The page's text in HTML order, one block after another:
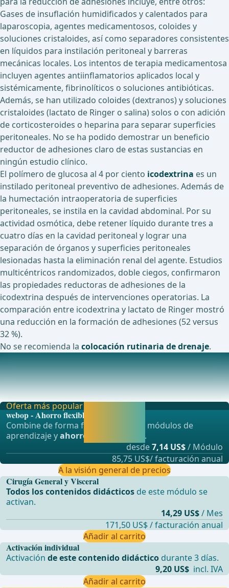
Gases de insuflación humidificados y calentados para
laparoscopia, agentes medicamentosos, coloides y
soluciones cristaloides, así como separadores consistentes
en líquidos para instilación peritoneal y barreras
mecánicas locales. Los intentos de terapia medicamentosa
incluyen agentes antiinflamatorios aplicados local y
sistémicamente, fibrinolíticos o soluciones antibióticas.
Además, se han utilizado coloides (dextranos) y soluciones
cristaloides (lactato de Ringer o salina) solos o con adición
de corticosteroides o heparina para separar superficies
peritoneales. No se ha podido demostrar un beneficio
reductor de adhesiones claro de estas sustancias en
ningún estudio clínico.
El polímero de glucosa al 4 por ciento icodextrina es un
instilado peritoneal preventivo de adhesiones. Además de
la humectación intraoperatoria de superficies
peritoneales, se instila en la cavidad abdominal. Por su
actividad osmótica, debe retener líquido durante tres a
cuatro días en la cavidad peritoneal y lograr una
separación de órganos y superficies peritoneales
lesionadas hasta la eliminación renal del agente. Estudios
multicéntricos randomizados, doble ciegos, confirmaron
las propiedades reductoras de adhesiones de la
icodextrina después de intervenciones operatorias. La
comparación entre icodextrina y lactato de Ringer mostró
una reducción en la formación de adhesiones (52 versus
32 %).
No se recomienda la colocación rutinaria de drenaje.
Estudios actualmente en curso sobre este tema
Un Estudio de Control Aleatorizado del Agente Anti-
Adhesión 4DryField PH Después de Cirugía Colorre
Activación individual
Activaciónde este contenido didáctico durante 3 días.
9,20 US$ incl. IVA
Añadir al carrito
Oferta más popular
webop - Ahorro flexible
Combine de forma flexible nuestros módulos de
aprendizaje yahorre hasta un 50% .
desde7,14 US$/ Módulo
85,75 US$/ facturación anual
A la visión general de precios
Cirugía General y Visceral
Todos los contenidos didácticos de este módulo se
activan.
14,29 US$/ Mes
171,50 US$ / facturación anual
Añadir al carrito